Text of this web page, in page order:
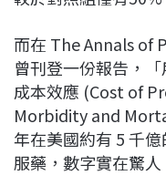
而在 The Annals of
曾刊登一份報告，
成本效應 (Cost of
Morbidity and
年在美國約有 5 千
服藥，數字實在驚人